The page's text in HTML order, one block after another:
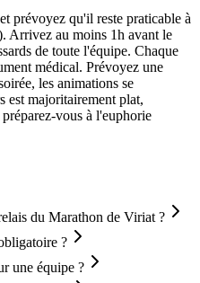
prévoyez qu'il reste praticable à
Arrivez au moins 1h avant le
de toute l'équipe. Chaque
médical. Prévoyez une
les animations se
est majoritairement plat,
vous à l'euphorie
du Marathon de Viriat ?
?
une équipe ?